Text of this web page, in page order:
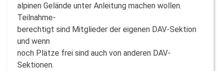
alpinen Gelände unter Anleitung machen wollen.
Teilnahme-
berechtigt sind Mitglieder der eigenen DAV-Sektion
und wenn
noch Plätze frei sind auch von anderen DAV-
Sektionen.